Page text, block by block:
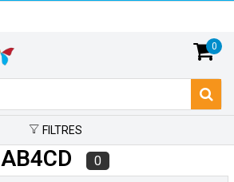
0
FILTRES
AB4CD 0